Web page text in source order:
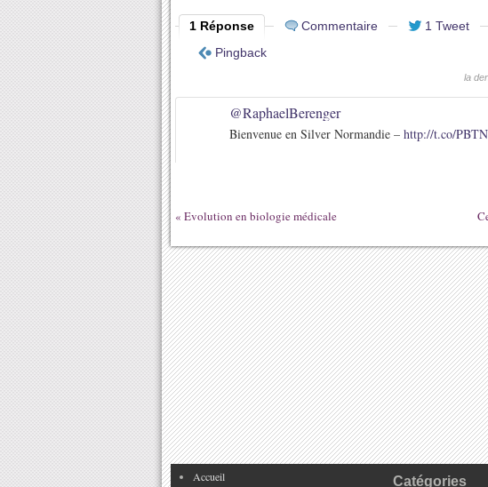
1 Réponse Commentaire 1 Tweet
Pingback
la
@RaphaelBerenger
Bienvenue en Silver Normandie – http://t.co/
« Evolution en biologie médicale
Accueil
Catégories